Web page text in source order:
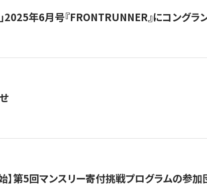
2025年6月号『FRONTRUNNER』にコングラ
】第5回マンスリー寄付挑戦プログラムの参